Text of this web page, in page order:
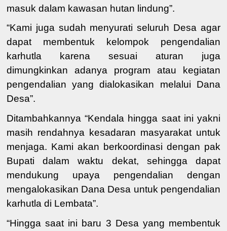
masuk dalam kawasan hutan lindung”.
“Kami juga sudah menyurati seluruh Desa agar
dapat membentuk kelompok pengendalian
karhutla karena sesuai aturan juga
dimungkinkan adanya program atau kegiatan
pengendalian yang dialokasikan melalui Dana
Desa”.
Ditambahkannya “Kendala hingga saat ini yakni
masih rendahnya kesadaran masyarakat untuk
menjaga. Kami akan berkoordinasi dengan pak
Bupati dalam waktu dekat, sehingga dapat
mendukung upaya pengendalian dengan
mengalokasikan Dana Desa untuk pengendalian
karhutla di Lembata”.
“Hingga saat ini baru 3 Desa yang membentuk